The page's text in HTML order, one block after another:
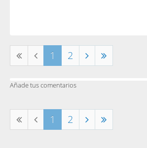
1 2
Añade tus comentarios
1 2